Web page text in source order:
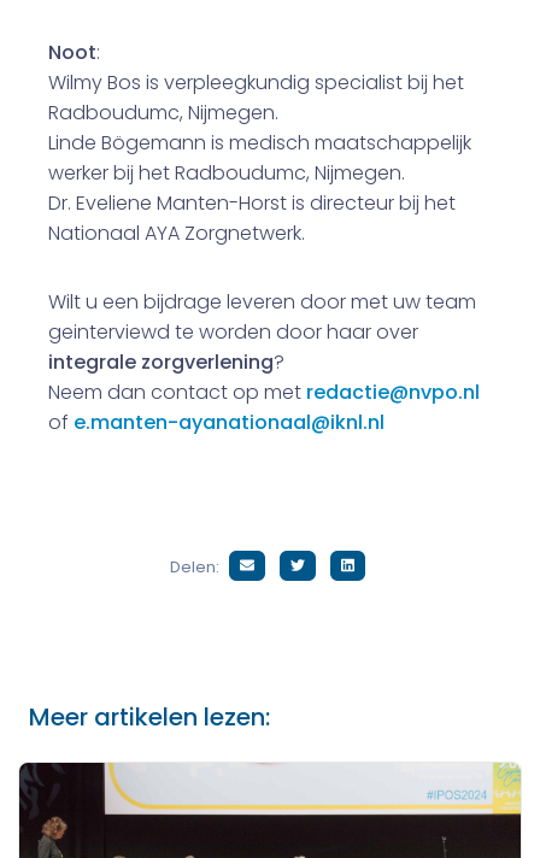
Noot:
Wilmy Bos is verpleegkundig specialist bij het
Radboudumc, Nijmegen.
Linde Bögemann is medisch maatschappelijk
werker bij het Radboudumc, Nijmegen.
Dr. Eveliene Manten-Horst is directeur bij het
Nationaal AYA Zorgnetwerk.
Wilt u een bijdrage leveren door met uw team
geinterviewd te worden door haar over
integrale zorgverlening?
Neem dan contact op met redactie@nvpo.nl
of e.manten-ayanationaal@iknl.nl
Delen:
Meer artikelen lezen: